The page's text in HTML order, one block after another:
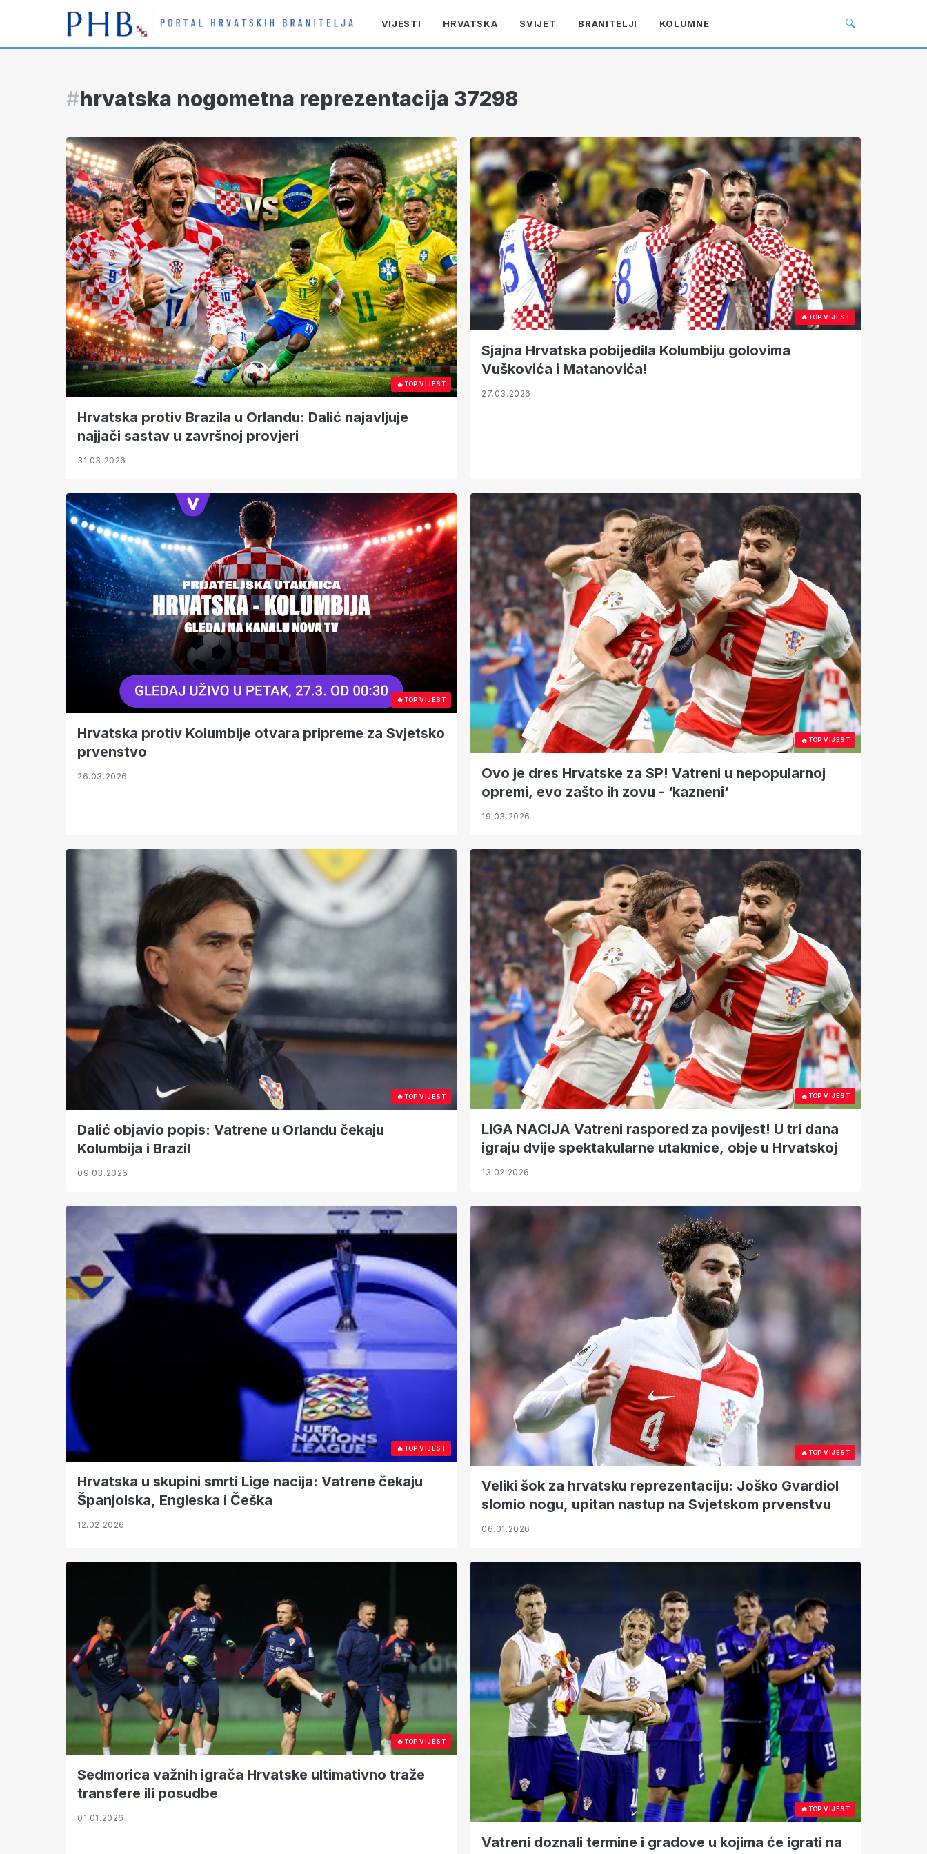
VIJESTI HRVATSKA SVIJET BRANITELJI KOLUMNE 🔍
#hrvatska nogometna reprezentacija 37298
🔥TOP VIJEST
Hrvatska protiv Brazila u Orlandu: Dalić najavljuje
najjači sastav u završnoj provjeri
31.03.2026
🔥TOP VIJEST
Sjajna Hrvatska pobijedila Kolumbiju golovima
Vuškovića i Matanovića!
27.03.2026
🔥TOP VIJEST
Hrvatska protiv Kolumbije otvara pripreme za Svjetsko
prvenstvo
26.03.2026
🔥TOP VIJEST
Ovo je dres Hrvatske za SP! Vatreni u nepopularnoj
opremi, evo zašto ih zovu - ‘kazneni‘
19.03.2026
🔥TOP VIJEST
Dalić objavio popis: Vatrene u Orlandu čekaju
Kolumbija i Brazil
09.03.2026
🔥TOP VIJEST
LIGA NACIJA Vatreni raspored za povijest! U tri dana
igraju dvije spektakularne utakmice, obje u Hrvatskoj
13.02.2026
🔥TOP VIJEST
Hrvatska u skupini smrti Lige nacija: Vatrene čekaju
Španjolska, Engleska i Češka
12.02.2026
🔥TOP VIJEST
Veliki šok za hrvatsku reprezentaciju: Joško Gvardiol
slomio nogu, upitan nastup na Svjetskom prvenstvu
06.01.2026
🔥TOP VIJEST
Sedmorica važnih igrača Hrvatske ultimativno traže
transfere ili posudbe
01.01.2026
🔥TOP VIJEST
Vatreni doznali termine i gradove u kojima će igrati na